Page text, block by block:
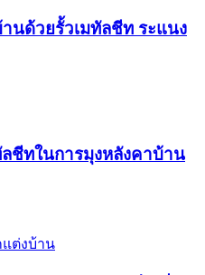
นด้วยรั้วเมทัลชีท ระแนง
ชีทในการมุงหลังคาบ้าน